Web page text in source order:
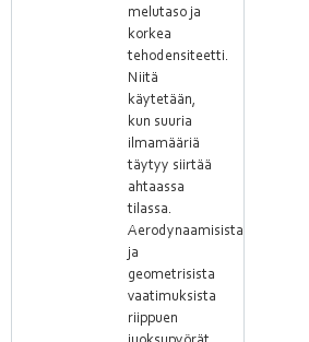
melutaso ja
korkea
tehodensiteetti.
Niitä
käytetään,
kun suuria
ilmamääriä
täytyy siirtää
ahtaassa
tilassa.
Aerodynaamisista
ja
geometrisista
vaatimuksista
riippuen